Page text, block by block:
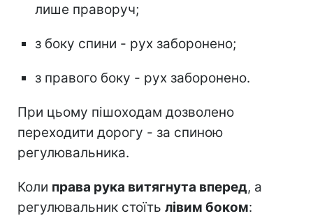
лише праворуч;
з боку спини - рух заборонено;
з правого боку - рух заборонено.
При цьому пішоходам дозволено
переходити дорогу - за спиною
регулювальника.
Коли права рука витягнута вперед, а
регулювальник стоїть лівим боком: